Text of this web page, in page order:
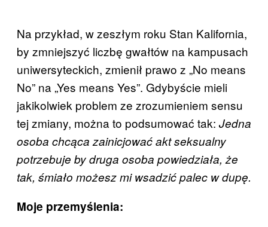
Na przykład, w zeszłym roku Stan Kalifornia,
by zmniejszyć liczbę gwałtów na kampusach
uniwersyteckich, zmienił prawo z „No means
No” na „Yes means Yes”. Gdybyście mieli
jakikolwiek problem ze zrozumieniem sensu
tej zmiany, można to podsumować tak: Jedna
osoba chcąca zainicjować akt seksualny
potrzebuje by druga osoba powiedziała, że
tak, śmiało możesz mi wsadzić palec w dupę.
Moje przemyślenia: